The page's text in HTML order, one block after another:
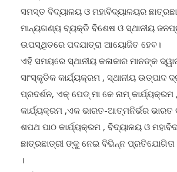
ପରିକ୍ରମା କରାଯିବ । ଏହି ଅବସରରେ ୬
ସମସ୍ତ ବିଦ୍ୟାଳୟ ଓ ମହାବିଦ୍ୟାଳୟର
ମାନ୍ୟଗଣ୍ୟ ବ୍ୟକ୍ତି ବିଶେଷ ଓ ସ୍ଥାନୀୟ
ଉପସ୍ଥିତରେ ପଦଯାତ୍ରା ଆୟୋଜିତ ହେବ।
ଏହି ସମୟରେ ସ୍ଥାନୀୟ କଳାକାର ମାନଙ୍କ
ସାଂସ୍କୃତିକ କାର୍ଯ୍ୟକ୍ରମ , ସ୍ଥାନୀୟ ଉତ୍ପାଦ
ପ୍ରଦର୍ଶନ, ଏକ୍ ପେଡ୍ ମା କେ ନାମ୍
କାର୍ଯ୍ୟକ୍ରମ ,ଏକ ଭାରତ-ଆତ୍ମନିର୍ଭର ଭାରତ
ଶପଥ ପାଠ କାର୍ଯ୍ୟକ୍ରମ , ବିଦ୍ୟାଳୟ ଓ
ଛାତ୍ରଛାତ୍ରୀ ଙ୍କୁ ନେଇ ବିଭିନ୍ନ ପ୍ରତିଯୋଗିତା